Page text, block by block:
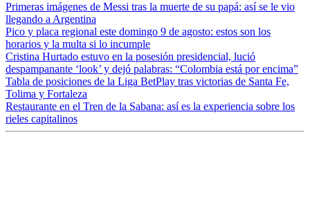
Primeras imágenes de Messi tras la muerte de su papá: así se le vio
llegando a Argentina
Pico y placa regional este domingo 9 de agosto: estos son los
horarios y la multa si lo incumple
Cristina Hurtado estuvo en la posesión presidencial, lució
despampanante ‘look’ y dejó palabras: “Colombia está por encima”
Tabla de posiciones de la Liga BetPlay tras victorias de Santa Fe,
Tolima y Fortaleza
Restaurante en el Tren de la Sabana: así es la experiencia sobre los
rieles capitalinos